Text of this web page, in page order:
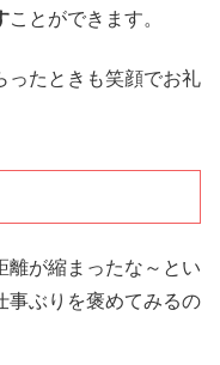
ことができます。
ったときも笑顔でお礼
離が縮まったな～とい
事ぶりを褒めてみるの